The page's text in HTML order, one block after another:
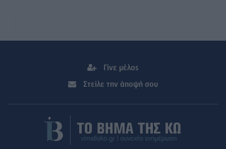
Γίνε μέλος
Στείλε την άποψή σου